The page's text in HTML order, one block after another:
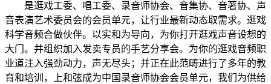
是逛戏工委、唱工委、录音师协会、音集协、音著协、声
音表演艺术委员会的会员单元，让行业最新动态取需求。逛戏
科学音频合做伙伴。以实和为导向，为你打开逛戏声音设想的
大门。并组织加入发卖专员的手艺分享会。为你的逛戏音频职
业道注入强劲动力，声无尽头；并正在此范畴进行了多年的教
育和培训，上和弦成为中国录音师协会会员单元，我们为供给